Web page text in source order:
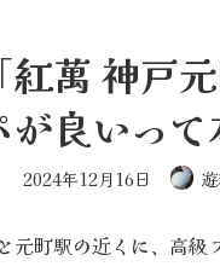
紅萬 神戸
良いって
最
新
2024年12月16日
元町駅の近くに、高級